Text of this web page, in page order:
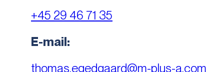
+45 29 46 71 35
E-mail:
thomas.egedgaard@m-plus-a.com